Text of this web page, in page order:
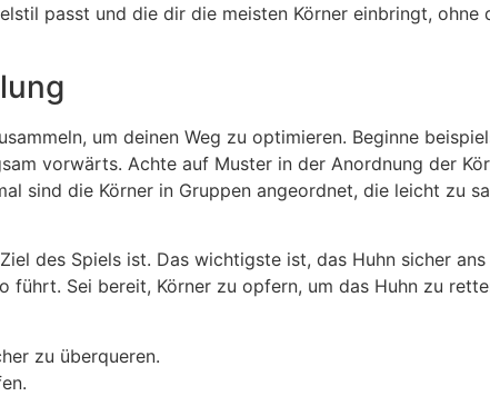
passt und die dir die meisten Körner einbringt, ohne
um deinen Weg zu optimieren. Beginne
vorwärts. Achte auf Muster in der Anordnung der
sind die Körner in Gruppen angeordnet, die leicht zu
des Spiels ist. Das wichtigste ist, das Huhn sicher
führt. Sei bereit, Körner zu opfern, um das Huhn zu
zu überqueren.